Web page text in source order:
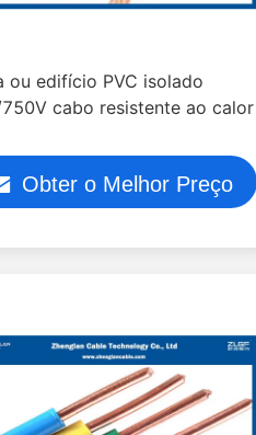
ou edifício PVC isolado
cabo resistente ao calor
Obter o Melhor Preço